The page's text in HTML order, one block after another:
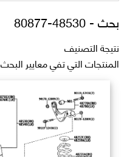
بحث -48530-80877
نتيجة التصنيف
المنتجات التي تفي معايير البحث